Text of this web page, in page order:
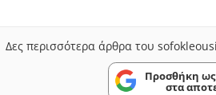
Δες περισσότερα άρθρα του
Προσθήκη
στα